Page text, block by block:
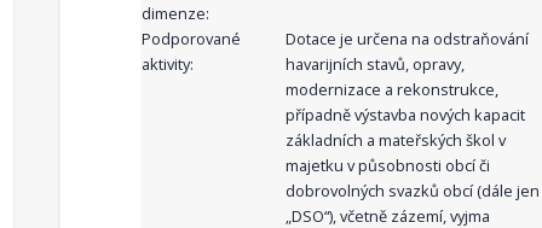
dimenze:
Podporované
aktivity:
Dotace je určena na odstraňování
havarijních stavů, opravy,
modernizace a rekonstrukce,
případně výstavba nových kapacit
základních a mateřských škol v
majetku v působnosti obcí či
dobrovolných svazků obcí (dále jen
„DSO“), včetně zázemí, vyjma